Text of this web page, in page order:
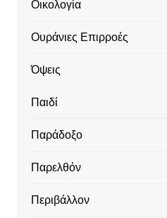
Οικολογία
Ουράνιες Επιρροές
Όψεις
Παιδί
Παράδοξο
Παρελθόν
Περιβάλλον